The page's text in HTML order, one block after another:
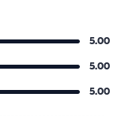
5.00
5.00
5.00